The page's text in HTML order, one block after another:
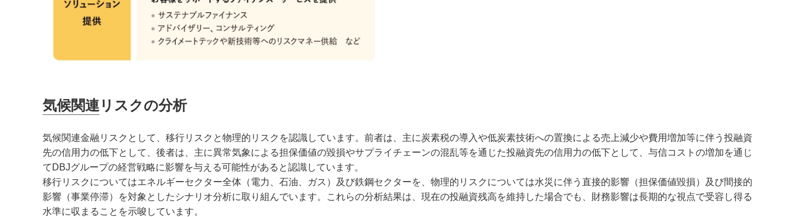
気候関連リスクの分析
気候関連金融リスクとして、移行リスクと物理的リスクを認識しています。前者は、主に炭素税の導入や低炭素技術への置換による売上減少や費用増加等に伴う投融資
先の信用力の低下として、後者は、主に異常気象による担保価値の毀損やサプライチェーンの混乱等を通じた投融資先の信用力の低下として、与信コストの増加を通じ
てDBJグループの経営戦略に影響を与える可能性があると認識しています。
移行リスクについてはエネルギーセクター全体（電力、石油、ガス）及び鉄鋼セクターを、物理的リスクについては水災に伴う直接的影響（担保価値毀損）及び間接的
影響（事業停滞）を対象としたシナリオ分析に取り組んでいます。これらの分析結果は、現在の投融資残高を維持した場合でも、財務影響は長期的な視点で受容し得る
水準に収まることを示唆しています。